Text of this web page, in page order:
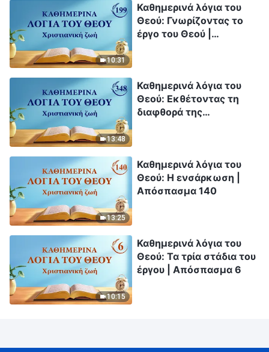
10:31
Καθημερινά λόγια του
Θεού: Γνωρίζοντας το
έργο του Θεού |
13:48
Καθημερινά λόγια του
Θεού: Εκθέτοντας τη
διαφθορά της
13:25
Καθημερινά λόγια του
Θεού: Η ενσάρκωση |
Απόσπασμα 140
10:15
Καθημερινά λόγια του
Θεού: Τα τρία στάδια του
έργου | Απόσπασμα 6